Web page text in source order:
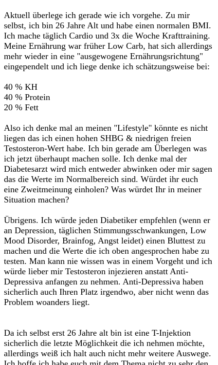
Aktuell überlege ich gerade wie ich vorgehe. Zu mir
selbst, ich bin 26 Jahre Alt und habe einen normalen BMI.
Ich mache täglich Cardio und 3x die Woche Krafttraining.
Meine Ernährung war früher Low Carb, hat sich allerdings
mehr wieder in eine "ausgewogene Ernährungsrichtung"
eingependelt und ich liege denke ich schätzungsweise bei:
40 % KH
40 % Protein
20 % Fett
Also ich denke mal an meinen "Lifestyle" könnte es nicht
liegen das ich einen hohen SHBG & niedrigen freien
Testosteron-Wert habe. Ich bin gerade am Überlegen was
ich jetzt überhaupt machen solle. Ich denke mal der
Diabetesarzt wird mich entweder abwinken oder mir sagen
das die Werte im Normalbereich sind. Würdet ihr euch
eine Zweitmeinung einholen? Was würdet Ihr in meiner
Situation machen?
Übrigens. Ich würde jeden Diabetiker empfehlen (wenn er
an Depression, täglichen Stimmungsschwankungen, Low
Mood Disorder, Brainfog, Angst leidet) einen Bluttest zu
machen und die Werte die ich oben angesprochen habe zu
testen. Man kann nie wissen was in einem Vorgeht und ich
würde lieber mir Testosteron injezieren anstatt Anti-
Depressiva anfangen zu nehmen. Anti-Depressiva haben
sicherlich auch Ihren Platz irgendwo, aber nicht wenn das
Problem woanders liegt.
Da ich selbst erst 26 Jahre alt bin ist eine T-Injektion
sicherlich die letzte Möglichkeit die ich nehmen möchte,
allerdings weiß ich halt auch nicht mehr weitere Auswege.